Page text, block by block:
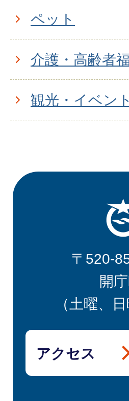
ペット
介護・高齢者
観光・イベント
〒520-
開
（土曜、
アクセス